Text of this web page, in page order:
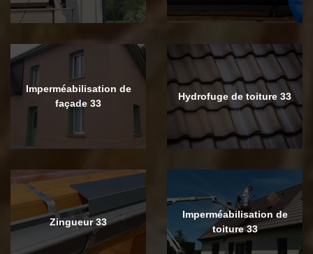
Imperméabilisation de
façade 33
Hydrofuge de toiture 33
Zingueur 33
Imperméabilisation de
toiture 33